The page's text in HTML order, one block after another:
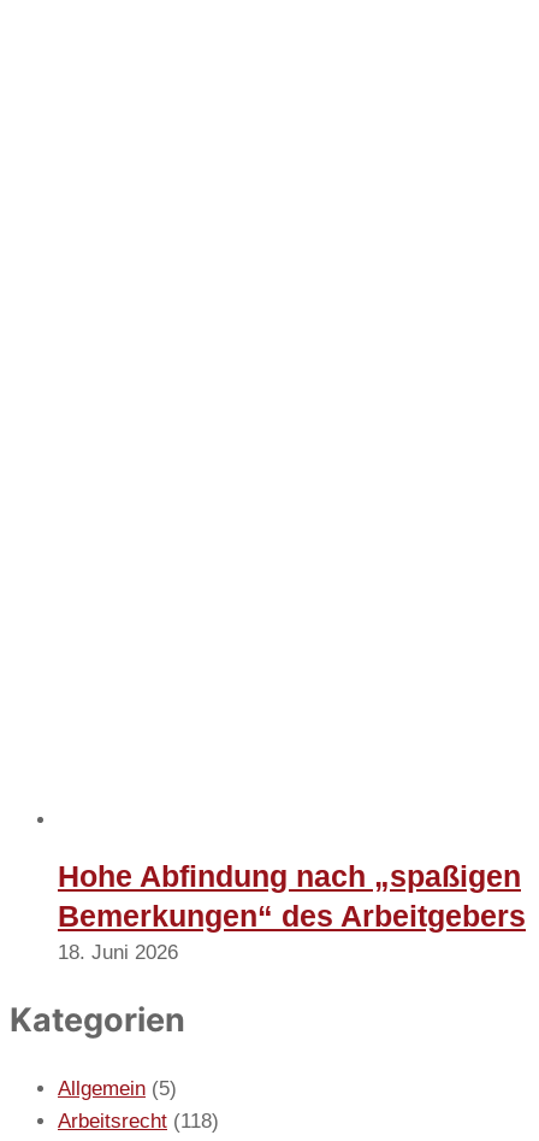
Hohe Abfindung nach „spaßigen
Bemerkungen“ des Arbeitgebers
18. Juni 2026
Kategorien
Allgemein (5)
Arbeitsrecht (118)